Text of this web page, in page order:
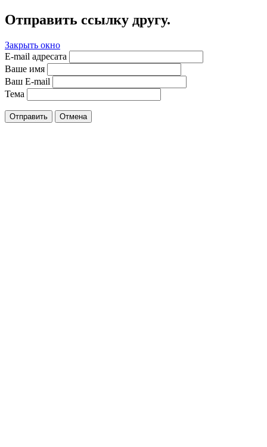
Отправить ссылку другу.
Закрыть окно
E-mail адресата
Ваше имя
Ваш E-mail
Тема
Отправить Отмена